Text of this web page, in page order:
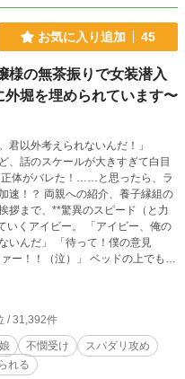
お気に入り追加 45
様の無茶振りで女装潜入
外堀を埋められています〜
君以外考えられないんだ！」
、話のスケールが大きすぎて白目
体がバレた！……と思ったら、ラ
速！？ 両親への紹介、養子縁組の
拶まで、**驚異のスピード（と力
いくアイビー。 「アイビー、俺の
いんだ」 「待って！僕の意見
ー！！（泣）」 ベッドの上でも、
引さは「測定不能」。 男のプライ
にすり替わっていて……！？ 「は
んですけど。……でも、嫌いにな
逃げ場なし、拒否権なし、愛は特
ーと、執着MAXな王子様の、前途
結編！
/ 31,392件
不憫受け
スパダリ攻め
れる